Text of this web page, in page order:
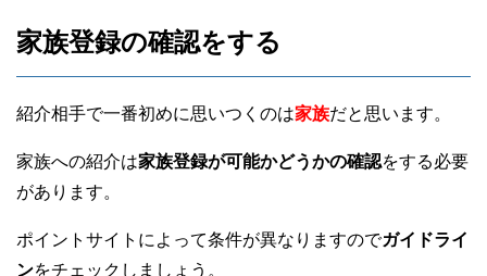
家族登録の確認をする
紹介相手で一番初めに思いつくのは家族だと思います。
家族への紹介は家族登録が可能かどうかの確認をする必要
があります。
ポイントサイトによって条件が異なりますのでガイドライ
ンをチェックしましょう。